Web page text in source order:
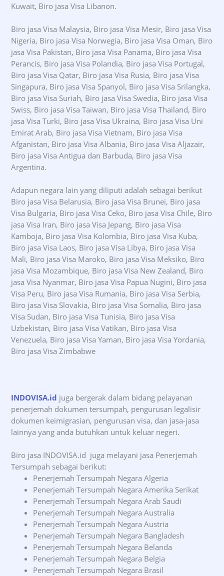
Kuwait, Biro jasa Visa Libanon.
Biro jasa Visa Malaysia, Biro jasa Visa Mesir, Biro jasa Visa
Nigeria, Biro jasa Visa Norwegia, Biro jasa Visa Oman, Biro
jasa Visa Pakistan, Biro jasa Visa Panama, Biro jasa Visa
Perancis, Biro jasa Visa Polandia, Biro jasa Visa Portugal,
Biro jasa Visa Qatar, Biro jasa Visa Rusia, Biro jasa Visa
Singapura, Biro jasa Visa Spanyol, Biro jasa Visa Srilangka,
Biro jasa Visa Suriah, Biro jasa Visa Swedia, Biro jasa Visa
Swiss, Biro jasa Visa Taiwan, Biro jasa Visa Thailand, Biro
jasa Visa Turki, Biro jasa Visa Ukraina, Biro jasa Visa Uni
Emirat Arab, Biro jasa Visa Vietnam, Biro jasa Visa
Afganistan, Biro jasa Visa Albania, Biro jasa Visa Aljazair,
Biro jasa Visa Antigua dan Barbuda, Biro jasa Visa
Argentina.
Adapun negara lain yang diliputi adalah sebagai berikut
Biro jasa Visa Belarusia, Biro jasa Visa Brunei, Biro jasa
Visa Bulgaria, Biro jasa Visa Ceko, Biro jasa Visa Chile, Biro
jasa Visa Iran, Biro jasa Visa Jepang, Biro jasa Visa
Kamboja, Biro jasa Visa Kolombia, Biro jasa Visa Kuba,
Biro jasa Visa Laos, Biro jasa Visa Libya, Biro jasa Visa
Mali, Biro jasa Visa Maroko, Biro jasa Visa Meksiko, Biro
jasa Visa Mozambique, Biro jasa Visa New Zealand, Biro
jasa Visa Nyanmar, Biro jasa Visa Papua Nugini, Biro jasa
Visa Peru, Biro jasa Visa Rumania, Biro jasa Visa Serbia,
Biro jasa Visa Slovakia, Biro jasa Visa Somalia, Biro jasa
Visa Sudan, Biro jasa Visa Tunisia, Biro jasa Visa
Uzbekistan, Biro jasa Visa Vatikan, Biro jasa Visa
Venezuela, Biro jasa Visa Yaman, Biro jasa Visa Yordania,
Biro jasa Visa Zimbabwe
INDOVISA.id juga bergerak dalam bidang pelayanan
penerjemah dokumen tersumpah, pengurusan legalisir
dokumen keimigrasian, pengurusan visa, dan jasa-jasa
lainnya yang anda butuhkan untuk keluar negeri.
Biro jasa INDOVISA.id juga melayani jasa Penerjemah
Tersumpah sebagai berikut:
Penerjemah Tersumpah Negara Algeria
Penerjemah Tersumpah Negara Amerika Serikat
Penerjemah Tersumpah Negara Arab Saudi
Penerjemah Tersumpah Negara Australia
Penerjemah Tersumpah Negara Austria
Penerjemah Tersumpah Negara Bangladesh
Penerjemah Tersumpah Negara Belanda
Penerjemah Tersumpah Negara Belgia
Penerjemah Tersumpah Negara Brasil